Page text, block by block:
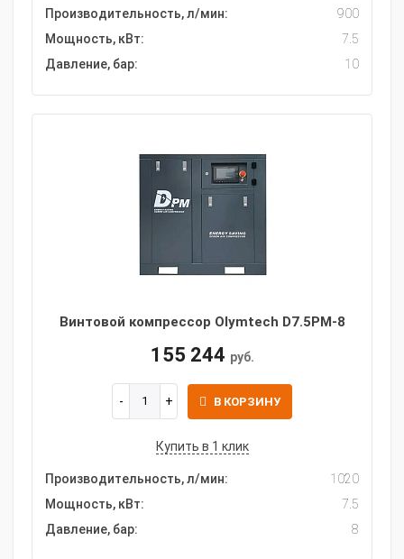
Производительность, л/мин:
900
Мощность, кВт:
7.5
Давление, бар:
10
Винтовой компрессор Olymtech D7.5PM-8
155 244 руб.
В КОРЗИНУ
Купить в 1 клик
Производительность, л/мин:
1020
Мощность, кВт:
7.5
Давление, бар:
8